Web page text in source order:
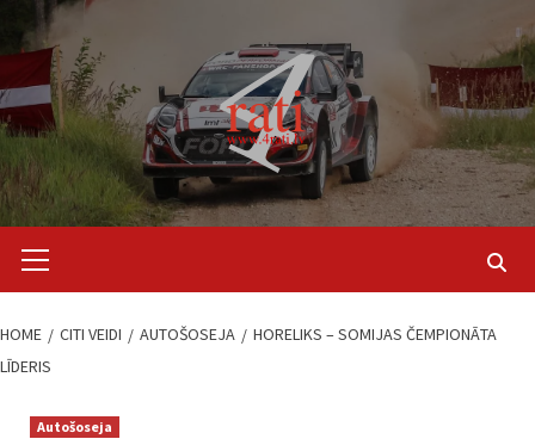
content
Menu
HOME CITI VEIDI AUTOŠOSEJA
HORELIKS – SOMIJAS ČEMPIONĀTA
LĪDERIS
Autošoseja